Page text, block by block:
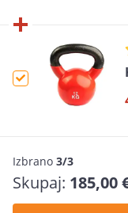
Izbrano 3/3
Skupaj: 185,00